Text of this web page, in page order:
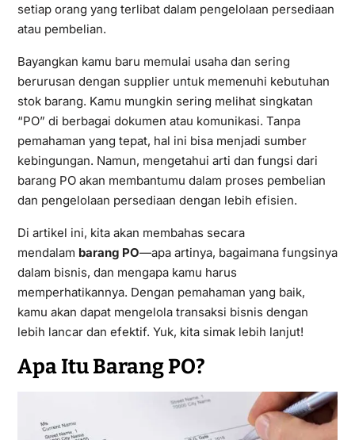
setiap orang yang terlibat dalam pengelolaan persediaan
atau pembelian.
Bayangkan kamu baru memulai usaha dan sering
berurusan dengan supplier untuk memenuhi kebutuhan
stok barang. Kamu mungkin sering melihat singkatan
“PO” di berbagai dokumen atau komunikasi. Tanpa
pemahaman yang tepat, hal ini bisa menjadi sumber
kebingungan. Namun, mengetahui arti dan fungsi dari
barang PO akan membantumu dalam proses pembelian
dan pengelolaan persediaan dengan lebih efisien.
Di artikel ini, kita akan membahas secara
mendalam barang PO—apa artinya, bagaimana fungsinya
dalam bisnis, dan mengapa kamu harus
memperhatikannya. Dengan pemahaman yang baik,
kamu akan dapat mengelola transaksi bisnis dengan
lebih lancar dan efektif. Yuk, kita simak lebih lanjut!
Apa Itu Barang PO?